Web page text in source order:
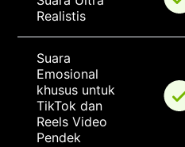
Realistis
Suara
Emosional
khusus untuk
TikTok dan
Reels Video
Pendek